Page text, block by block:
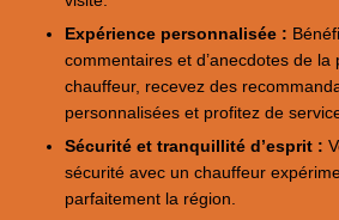
Expérience personnalisée :
commentaires et d’anecdotes de la
chauffeur, recevez des
personnalisées et profitez de
Sécurité et tranquillité d’esprit :
sécurité avec un chauffeur
parfaitement la région.